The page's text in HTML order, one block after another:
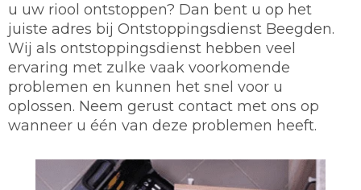
u uw riool ontstoppen? Dan bent u op het
juiste adres bij Ontstoppingsdienst Beegden.
Wij als ontstoppingsdienst hebben veel
ervaring met zulke vaak voorkomende
problemen en kunnen het snel voor u
oplossen. Neem gerust contact met ons op
wanneer u één van deze problemen heeft.